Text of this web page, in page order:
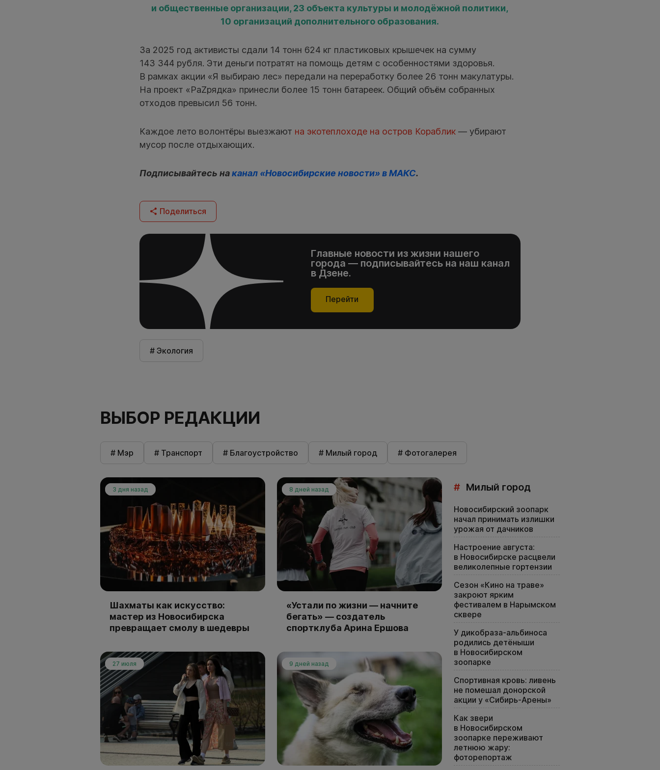
и общественные организации, 23 объекта культуры и молодёжной политики,
10 организаций дополнительного образования.
За 2025 год активисты сдали 14 тонн 624 кг пластиковых крышечек на сумму
143 344 рубля. Эти деньги потратят на помощь детям с особенностями здоровья.
В рамках акции «Я выбираю лес» передали на переработку более 26 тонн макулатуры.
На проект «РаZрядка» принесли более 15 тонн батареек. Общий объём собранных
отходов превысил 56 тонн.
Каждое лето волонтёры выезжают на экотеплоходе на остров Кораблик— убирают
мусор после отдыхающих.
Подписывайтесь наканал «Новосибирские новости» в МАКС.
Поделиться
Главные новости из жизни нашего
города — подписывайтесь на наш канал
в Дзене.
Перейти
# Экология
ВЫБОР РЕДАКЦИИ
# Мэр # Транспорт # Благоустройство # Милый город # Фотогалерея
3 дня назад
Шахматы как искусство:
мастер из Новосибирска
превращает смолу в шедевры
8 дней назад
«Устали по жизни — начните
бегать» — создатель
спортклуба Арина Ершова
27 июля 9 дней назад
# Милый город
Новосибирский зоопарк
начал принимать излишки
урожая от дачников
Настроение августа:
в Новосибирске расцвели
великолепные гортензии
Сезон «Кино на траве»
закроют ярким
фестивалем в Нарымском
сквере
У дикобраза-альбиноса
родились детёныши
в Новосибирском
зоопарке
Спортивная кровь: ливень
не помешал донорской
акции у «Сибирь-Арены»
Как звери
в Новосибирском
зоопарке переживают
летнюю жару:
фоторепортаж